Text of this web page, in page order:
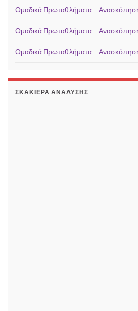
Ομαδικά Πρωταθλήματα –
Ομαδικά Πρωταθλήματα –
Ομαδικά Πρωταθλήματα –
ΣΚΑΚΙΈΡΑ ΑΝΆΛΥΣΗΣ